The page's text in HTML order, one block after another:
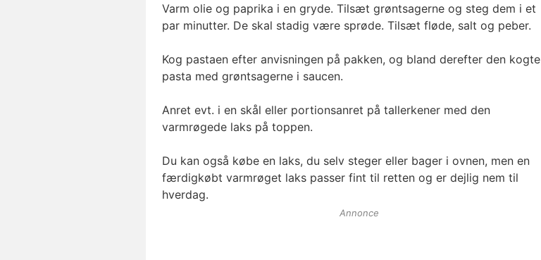
Varm olie og paprika i en gryde. Tilsæt grøntsagerne og steg dem i et
par minutter. De skal stadig være sprøde. Tilsæt fløde, salt og peber.
Kog pastaen efter anvisningen på pakken, og bland derefter den kogte
pasta med grøntsagerne i saucen.
Anret evt. i en skål eller portionsanret på tallerkener med den
varmrøgede laks på toppen.
Du kan også købe en laks, du selv steger eller bager i ovnen, men en
færdigkøbt varmrøget laks passer fint til retten og er dejlig nem til
hverdag.
Annonce